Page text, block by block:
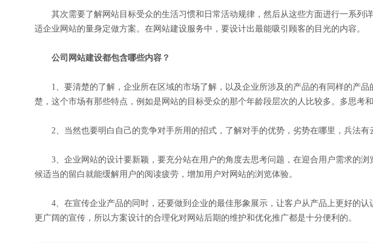
其次需要了解网站目标受众的生活习惯和日常活动规律，然后从这些方面进行一系列
适企业网站的量身定做方案。在网站建设服务中，要设计出最能吸引顾客的目光的内容。
公司网站建设都包含哪些内容？
1、要清楚的了解，企业所在区域的市场了解，以及企业所涉及的产品的有同样的产品
楚，这个市场有那些特点，例如是网站的目标受众的那个年龄段层次的人比较多。多思考和
2、当然也要明白自己的竞争对手所用的招式，了解对手的优势，劣势在哪里，兵法有
3、企业网站的设计要新颖，要充分站在用户的角度去思考问题，在迎合用户需求的浏
候适当的留白就能缓解用户的阅读疲劳，增加用户对网站的浏览体验。
4、在宣传企业产品的同时，还要做到企业的最佳形象展示，让客户从产品上更好的认
更广阔的宣传，所以方案设计的合理化对网站后期的维护和优化推广都是十分便利的。